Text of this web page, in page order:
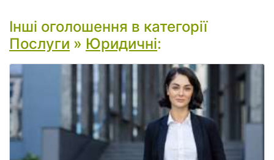
Інші оголошення в категорії
Послуги » Юридичні: